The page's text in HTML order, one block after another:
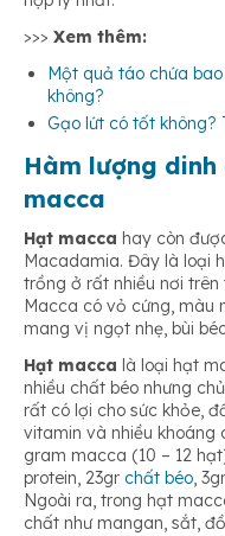
Hỗ trợ giảm cân
Tăng cường các chất
>>> Xem thêm:
Một quả táo chứa
không?
Gạo lứt có tốt không?
Hàm lượng
macca
Hạt macca hay còn
Macadamia. Đây là loại
trồng ở rất nhiều nơi
Macca có vỏ cứng, màu
mang vị ngọt nhẹ, bùi
Hạt macca là loại hạt
nhiều chất béo nhưng
rất có lợi cho sức khỏe,
vitamin và nhiều khoáng
gram macca (10 – 12
protein, 23gr chất béo, 3gr
Ngoài ra, trong hạt
chất như mangan, sắt,